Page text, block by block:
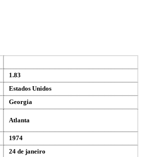
1.83
Estados Unidos
Georgia
Atlanta
1974
24 de janeiro